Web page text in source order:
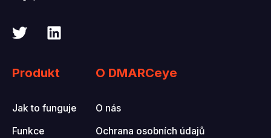
Produkt
Jak to funguje
Funkce
O DMARCeye
O nás
Ochrana osobních údajů